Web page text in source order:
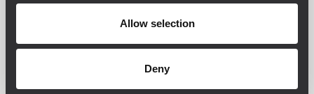
Allow selection
Deny